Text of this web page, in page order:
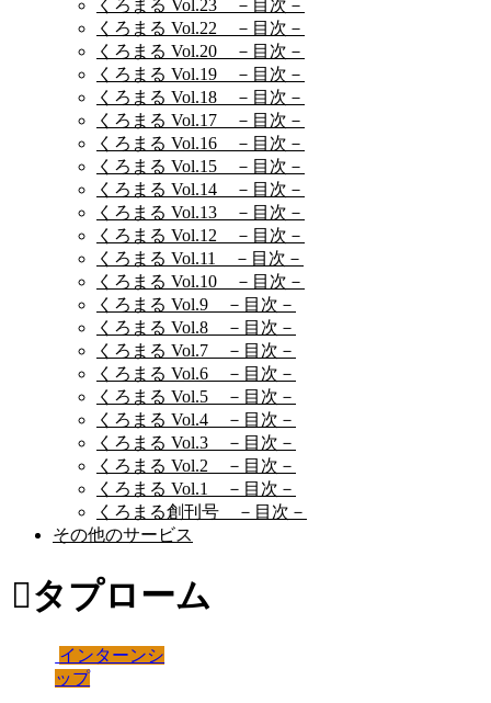
くろまる Vol.23 －目次－
くろまる Vol.22 －目次－
くろまる Vol.20 －目次－
くろまる Vol.19 －目次－
くろまる Vol.18 －目次－
くろまる Vol.17 －目次－
くろまる Vol.16 －目次－
くろまる Vol.15 －目次－
くろまる Vol.14 －目次－
くろまる Vol.13 －目次－
くろまる Vol.12 －目次－
くろまる Vol.11 －目次－
くろまる Vol.10 －目次－
くろまる Vol.9 －目次－
くろまる Vol.8 －目次－
くろまる Vol.7 －目次－
くろまる Vol.6 －目次－
くろまる Vol.5 －目次－
くろまる Vol.4 －目次－
くろまる Vol.3 －目次－
くろまる Vol.2 －目次－
くろまる Vol.1 －目次－
くろまる創刊号 －目次－
その他のサービス
タプローム
インターンシ
ップ